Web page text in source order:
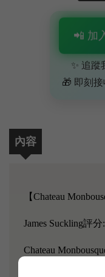
📲 加
✨ 追蹤
🎁 即刻
內容
【Chateau
James Suckling評分
Chateau